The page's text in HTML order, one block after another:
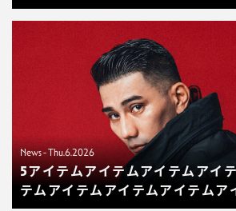
News - Thu.6.2026
5アイテムアイテムアイテムアイ
テムアイテムアイテムアイテムア